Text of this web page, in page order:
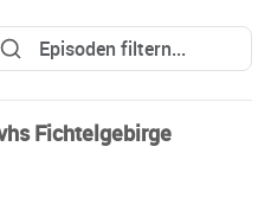
Fichtelgebirge